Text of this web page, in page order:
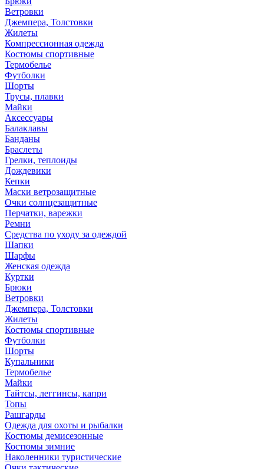
Ветровки
Джемпера, Толстовки
Жилеты
Компрессионная одежда
Костюмы спортивные
Термобелье
Футболки
Шорты
Трусы, плавки
Майки
Аксессуары
Балаклавы
Банданы
Браслеты
Грелки, теплоиды
Дождевики
Кепки
Маски ветрозащитные
Очки солнцезащитные
Перчатки, варежки
Ремни
Средства по уходу за одеждой
Шапки
Шарфы
Женская одежда
Куртки
Брюки
Ветровки
Джемпера, Толстовки
Жилеты
Костюмы спортивные
Футболки
Шорты
Купальники
Термобелье
Майки
Тайтсы, леггинсы, капри
Топы
Рашгарды
Одежда для охоты и рыбалки
Костюмы демисезонные
Костюмы зимние
Наколенники туристические